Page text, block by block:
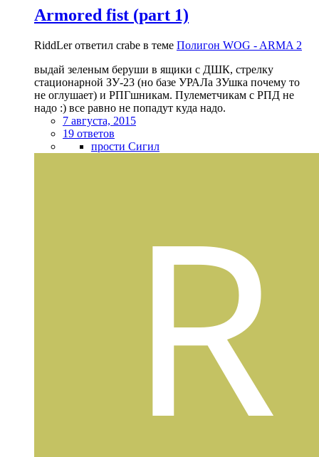
Armored fist (part 1)
RiddLer ответил crabe в теме Полигон WOG - ARMA 2
выдай зеленым беруши в ящики с ДШК, стрелку
стационарной ЗУ-23 (но базе УРАЛа ЗУшка почему то
не оглушает) и РПГшникам. Пулеметчикам с РПД не
надо :) все равно не попадут куда надо.
7 августа, 2015
19 ответов
прости Сигил